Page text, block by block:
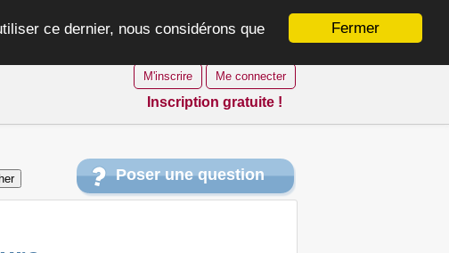
Fermer
ce dernier, nous considérons que
M'inscrire Me connecter
Inscription gratuite !
Poser une question